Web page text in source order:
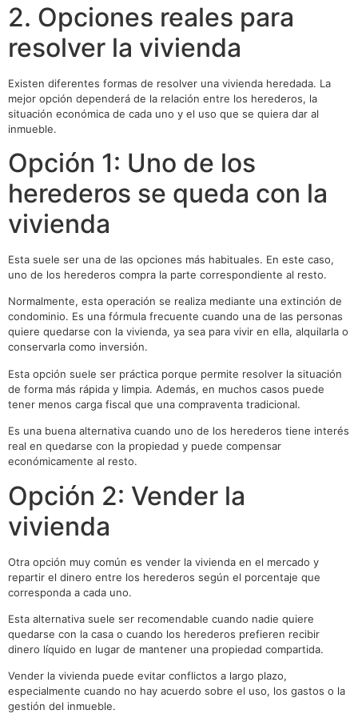
2. Opciones reales para
resolver la vivienda
Existen diferentes formas de resolver una vivienda heredada. La
mejor opción dependerá de la relación entre los herederos, la
situación económica de cada uno y el uso que se quiera dar al
inmueble.
Opción 1: Uno de los
herederos se queda con la
vivienda
Esta suele ser una de las opciones más habituales. En este caso,
uno de los herederos compra la parte correspondiente al resto.
Normalmente, esta operación se realiza mediante una extinción de
condominio. Es una fórmula frecuente cuando una de las personas
quiere quedarse con la vivienda, ya sea para vivir en ella, alquilarla o
conservarla como inversión.
Esta opción suele ser práctica porque permite resolver la situación
de forma más rápida y limpia. Además, en muchos casos puede
tener menos carga fiscal que una compraventa tradicional.
Es una buena alternativa cuando uno de los herederos tiene interés
real en quedarse con la propiedad y puede compensar
económicamente al resto.
Opción 2: Vender la
vivienda
Otra opción muy común es vender la vivienda en el mercado y
repartir el dinero entre los herederos según el porcentaje que
corresponda a cada uno.
Esta alternativa suele ser recomendable cuando nadie quiere
quedarse con la casa o cuando los herederos prefieren recibir
dinero líquido en lugar de mantener una propiedad compartida.
Vender la vivienda puede evitar conflictos a largo plazo,
especialmente cuando no hay acuerdo sobre el uso, los gastos o la
gestión del inmueble.